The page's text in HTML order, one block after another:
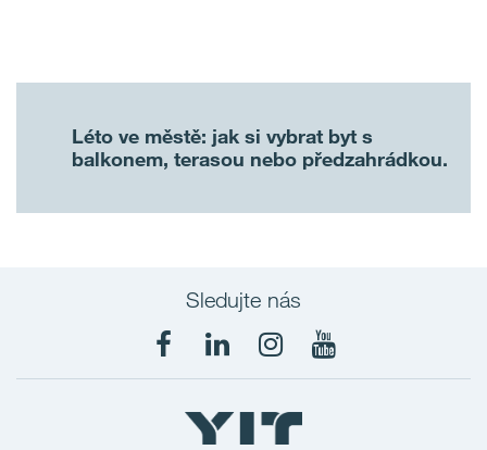
Léto ve městě: jak si vybrat byt s
balkonem, terasou nebo předzahrádkou.
Sledujte nás